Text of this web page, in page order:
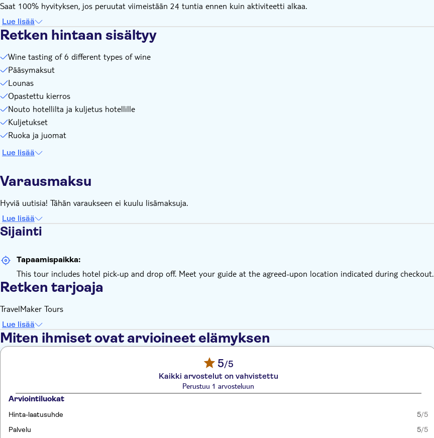
Saat 100% hyvityksen, jos peruutat viimeistään 24 tuntia ennen kuin aktiviteetti alkaa.
Lue lisää
Retken hintaan sisältyy
Wine tasting of 6 different types of wine
Pääsymaksut
Lounas
Opastettu kierros
Nouto hotellilta ja kuljetus hotellille
Kuljetukset
Ruoka ja juomat
Lue lisää
Varausmaksu
Hyviä uutisia! Tähän varaukseen ei kuulu lisämaksuja.
Lue lisää
Sijainti
Tapaamispaikka:
This tour includes hotel pick-up and drop off. Meet your guide at the agreed-upon location indicated during checkout.
Retken tarjoaja
TravelMaker Tours
Lue lisää
Miten ihmiset ovat arvioineet elämyksen
5/5
Kaikki arvostelut on vahvistettu
Perustuu 1 arvosteluun
Arviointiluokat
Hinta-laatusuhde 5/5
Palvelu
5/5